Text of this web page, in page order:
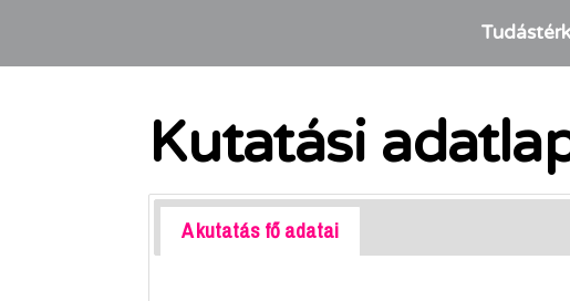
Kutatási
A kutatás fő adatai